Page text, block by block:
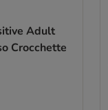
Adult
Crocchette